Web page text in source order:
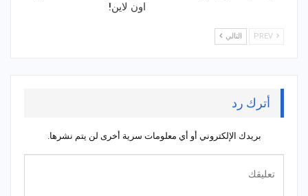
اون لاين!
التالي
أترك رد
بريدك الإلكتروني أو أي معلومات سرية أخرى لن يتم نشرها.